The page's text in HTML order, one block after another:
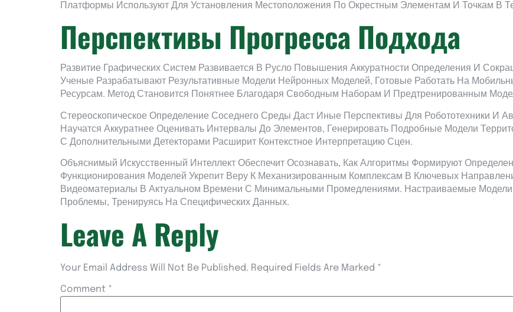
Платформы Используют Для Установления Местоположения По Окрестным Элементам И Точкам В
Перспективы Прогресса Подхода
Развитие Графических Систем Развивается В Русло Повышения Аккуратности Определения И
Ученые Разрабатывают Результативные Модели Нейронных Моделей, Готовые Работать На
Ресурсам. Метод Становится Понятнее Благодаря Свободным Наборам И Предтренированным
Стереоскопическое Определение Соседнего Среды Даст Иные Перспективы Для Робототехники И
Научатся Аккуратнее Оценивать Интервалы До Элементов, Генерировать Подробные Модели
С Дополнительными Детекторами Расширит Контекстное Интерпретацию Сцен.
Объяснимый Искусственный Интеллект Обеспечит Осознавать, Как Алгоритмы Формируют
Функционирования Моделей Укрепит Веру К Механизированным Комплексам В Ключевых
Видеоматериалы В Актуальном Времени С Минимальными Промедлениями. Настраиваемые
Проблемы, Тренируясь На Специфических Данных.
Leave A Reply
Your Email Address Will Not Be Published. Required Fields Are Marked *
Comment *